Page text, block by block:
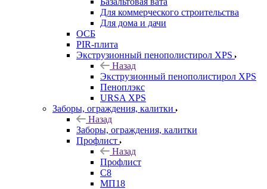
Для коммерческого строительства
Для дома и дачи
ОСБ
PIR-плита
Экструзионный пенополистирол XPS
Назад
Экструзионный пенополистирол XPS
Пеноплэкс
URSA XPS
Заборы, ограждения, калитки
Назад
Заборы, ограждения, калитки
Профлист
Назад
Профлист
С8
МП18